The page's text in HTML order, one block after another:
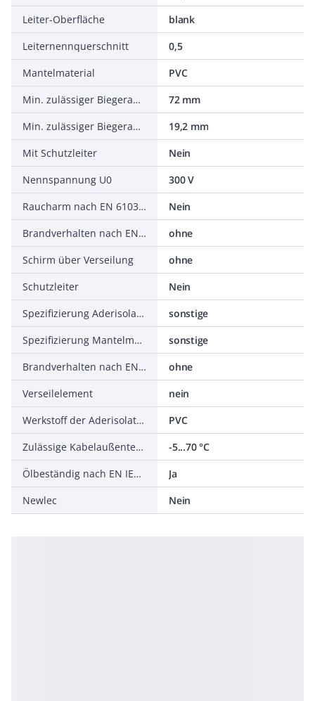
Leiter-Oberfläche
blank
Leiternennquerschnitt
0,5
Mantelmaterial
PVC
Min. zulässiger Biegeradius, flexibler Einsatz/freie Bewegung
72 mm
Min. zulässiger Biegeradius, stationärer Einsatz/fest verlegt
19,2 mm
Mit Schutzleiter
Nein
Nennspannung U0
300 V
Raucharm nach EN 61034-2
Nein
Brandverhalten nach EN 13501-6: Rauchentwicklung
ohne
Schirm über Verseilung
ohne
Schutzleiter
Nein
Spezifizierung Aderisolation
sonstige
Spezifizierung Mantelmaterial
sonstige
Brandverhalten nach EN 13501-6: Säureentwicklung
ohne
Verseilelement
nein
Werkstoff der Aderisolation
PVC
Zulässige Kabelaußentemperatur bei Montage/Handling
-5...70 °C
Ölbeständig nach EN IEC 60811-404
Ja
Newlec
Nein